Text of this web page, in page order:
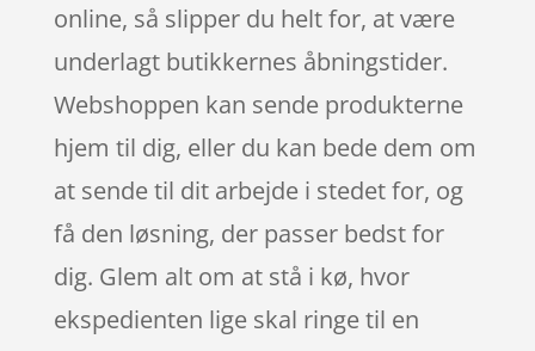
online, så slipper du helt for, at være
underlagt butikkernes åbningstider.
Webshoppen kan sende produkterne
hjem til dig, eller du kan bede dem om
at sende til dit arbejde i stedet for, og
få den løsning, der passer bedst for
dig. Glem alt om at stå i kø, hvor
ekspedienten lige skal ringe til en